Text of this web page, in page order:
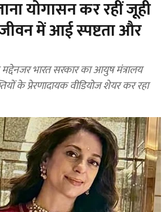
योगासन कर रहीं जूही
में आई स्पष्टता और
मद्देनजर भारत सरकार का आयुष मंत्रालय
के प्रेरणादायक वीडियोज शेयर कर रहा